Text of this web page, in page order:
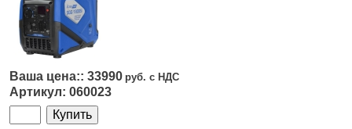
33990
060023